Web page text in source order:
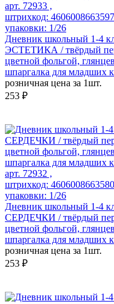
арт. 72933 ,
штрихкод:
упаковки: 1/26
Дневник школьный 1-4
ЭСТЕТИКА / твёрдый
цветной фольгой,
шпаргалка для младших
розничная цена за 1шт.
253 ₽
арт. 72932 ,
штрихкод:
упаковки: 1/26
Дневник школьный 1-4
СЕРДЕЧКИ / твёрдый
цветной фольгой,
шпаргалка для младших
розничная цена за 1шт.
253 ₽